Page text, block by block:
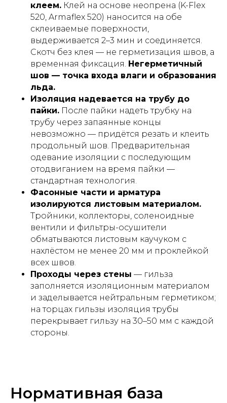
клеем. Клей на основе неопрена (K-Flex
520, Armaflex 520) наносится на обе
склеиваемые поверхности,
выдерживается 2–3 мин и соединяется.
Скотч без клея — не герметизация швов, а
временная фиксация. Негерметичный
шов — точка входа влаги и образования
льда.
Изоляция надевается на трубу до
пайки. После пайки надеть трубку на
трубу через запаянные концы
невозможно — придётся резать и клеить
продольный шов. Предварительная
одевание изоляции с последующим
отодвиганием на время пайки —
стандартная технология.
Фасонные части и арматура
изолируются листовым материалом.
Тройники, коллекторы, соленоидные
вентили и фильтры-осушители
обматываются листовым каучуком с
нахлёстом не менее 20 мм и проклейкой
всех швов.
Проходы через стены — гильза
заполняется изоляционным материалом
и заделывается нейтральным герметиком;
на торцах гильзы изоляция трубы
перекрывает гильзу на 30–50 мм с каждой
стороны.
Нормативная база